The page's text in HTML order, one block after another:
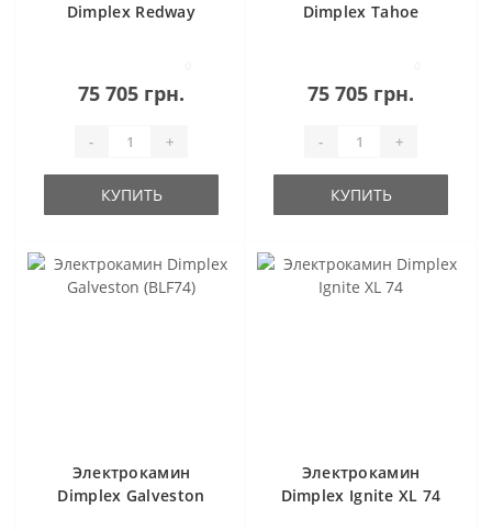
Dimplex Redway
75 705 грн.
- +
КУПИТЬ
Dimplex Tahoe
75 705 грн.
- +
КУПИТЬ
Электрокамин
Dimplex Galveston
Электрокамин
Dimplex Ignite XL 74